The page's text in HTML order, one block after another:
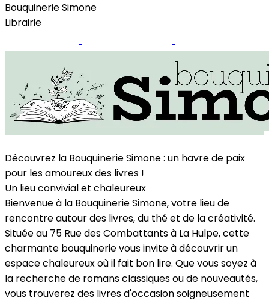
Bouquinerie Simone
Librairie
Découvrez la Bouquinerie Simone : un havre de paix
pour les amoureux des livres !
Un lieu convivial et chaleureux
Bienvenue à la Bouquinerie Simone, votre lieu de
rencontre autour des livres, du thé et de la créativité.
Située au 75 Rue des Combattants à La Hulpe, cette
charmante bouquinerie vous invite à découvrir un
espace chaleureux où il fait bon lire. Que vous soyez à
la recherche de romans classiques ou de nouveautés,
vous trouverez des livres d'occasion soigneusement